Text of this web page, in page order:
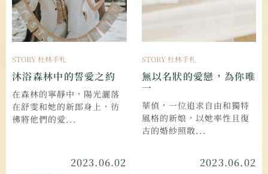
STORY 杜林手札
沐浴森林中的誓愛之約
在森林的寧靜中，陽光灑落
在舒雯和她的新郎身上，彷
彿將他們的愛...
STORY 杜林手札
無以名狀的愛戀，為你唯
一
華偵，一位追求自由和獨特
風格的新娘，以她率性且復
古的婚紗照散...
2023.06.02 2023.06.02